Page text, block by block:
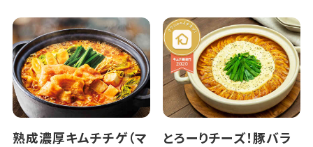
熟成濃厚キムチチゲ（マ
とろーりチーズ！豚バラ